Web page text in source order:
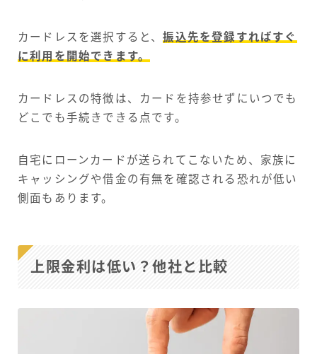
カードレスを選択すると、振込先を登録すればすぐ
に利用を開始できます。
カードレスの特徴は、カードを持参せずにいつでも
どこでも手続きできる点です。
自宅にローンカードが送られてこないため、家族に
キャッシングや借金の有無を確認される恐れが低い
側面もあります。
上限金利は低い？他社と比較